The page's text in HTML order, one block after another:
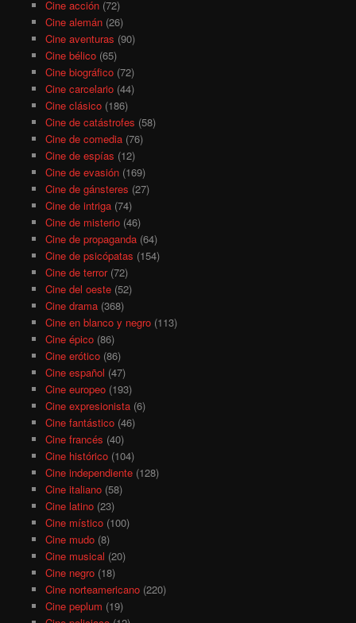
Cine acción(72)
Cine alemán(26)
Cine aventuras (90)
Cine bélico(65)
Cine biográfico(72)
Cine carcelario(44)
Cine clásico(186)
Cine de catástrofes (58)
Cine de comedia(76)
Cine de espías (12)
Cine de evasión(169)
Cine de gánsteres (27)
Cine de intriga(74)
Cine de misterio(46)
Cine de propaganda(64)
Cine de psicópatas (154)
Cine de terror(72)
Cine del oeste(52)
Cine drama(368)
Cine en blanco y negro(113)
Cine épico(86)
Cine erótico(86)
Cine español (47)
Cine europeo(193)
Cine expresionista(6)
Cine fantástico(46)
Cine francés (40)
Cine histórico(104)
Cine independiente(128)
Cine italiano(58)
Cine latino(23)
Cine místico(100)
Cine mudo(8)
Cine musical (20)
Cine negro(18)
Cine norteamericano(220)
Cine peplum (19)